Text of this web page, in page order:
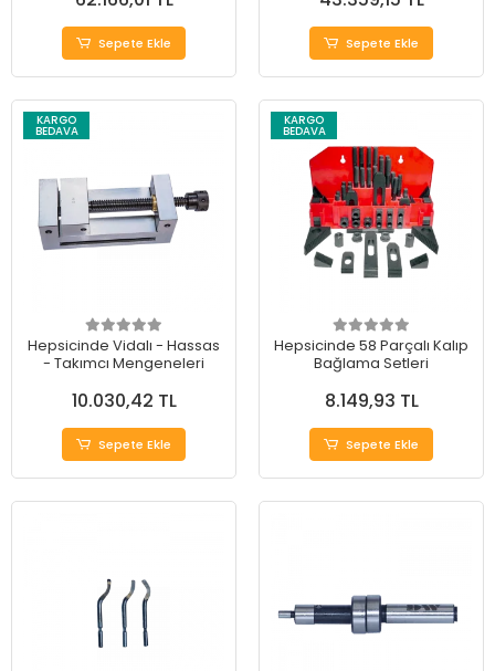
Sepete Ekle Sepete Ekle
KARGO
BEDAVA
Hepsicinde Vidalı - Hassas
- Takımcı Mengeneleri
10.030,42 TL
Sepete Ekle
KARGO
BEDAVA
Hepsicinde 58 Parçalı Kalıp
Bağlama Setleri
8.149,93 TL
Sepete Ekle